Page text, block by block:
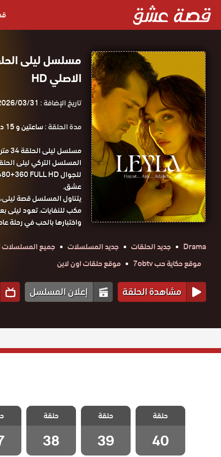
الاصلي HD
تاريخ الإضافة : 03/31
مدة الحلقة :ساعتين و 15 دقيقة
عشق.
يتناول المسلسل قصة
مكب للنفايات. تعود ليلى
واختبارها بالحب في رحلة
Drama
جديد الحلقات جديد المسلسلات جميع المسلسلات
موقع حكاية حب 7obtv
موقع حلقات اون لاين
مشاهدة الحلقة إعلان المسلسل
مسلسل ليلى
الحلقة 40
والاخيرة
حلقة
40
مسلسل ليلى
الحلقة 39
حلقة
39
مسلسل ليلى
الحلقة 38
حلقة
38